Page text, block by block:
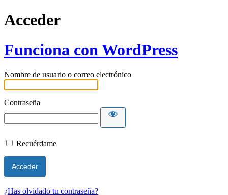
Acceder
Funciona con WordPress
Nombre de usuario o correo electrónico
Contraseña
Recuérdame
¿Has olvidado tu contraseña?